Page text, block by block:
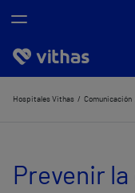
Nosotros
Servicios de salud
Hospitales Vithas Comunicación
Prevenir